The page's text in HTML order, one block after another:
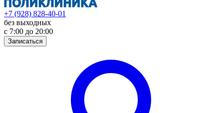
+7 (928) 828-40-01
без выходных
с 7:00 до 20:00
Записаться